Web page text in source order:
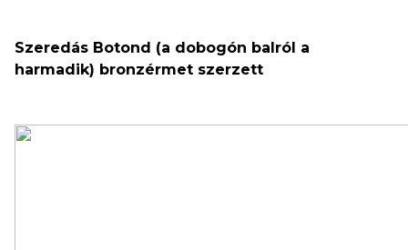
Szeredás Botond (a dobogón balról a
harmadik) bronzérmet szerzett